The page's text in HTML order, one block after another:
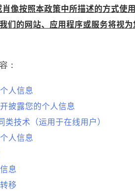
像按照本政策中所描述的方式使
们的网站、应用程序或服务将视
：
人信息
披露您的个人信息
技术（运用于在线用户）
人信息
息
移